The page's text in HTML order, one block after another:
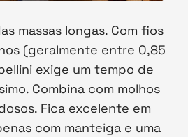
massas longas. Com fios
(geralmente entre 0,85
exige um tempo de
Combina com molhos
Fica excelente em
com manteiga e uma